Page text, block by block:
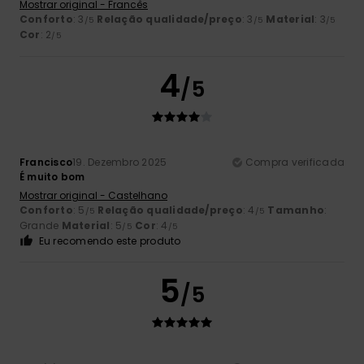
Mostrar original - Francês
Conforto: 3 /5 Relação qualidade/preço: 3 /5 Material: 3/5
Cor: 2/5
4/5
Francisco19. Dezembro 2025
Compra verificada
É muito bom
Mostrar original - Castelhano
Conforto: 5 /5 Relação qualidade/preço: 4 /5 Tamanho:
Grande Material: 5/5 Cor: 4 /5
Eu recomendo este produto
5/5